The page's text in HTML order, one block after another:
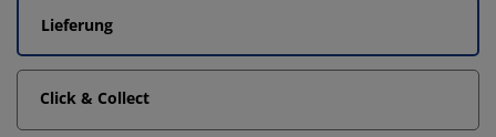
Lieferung
Click & Collect